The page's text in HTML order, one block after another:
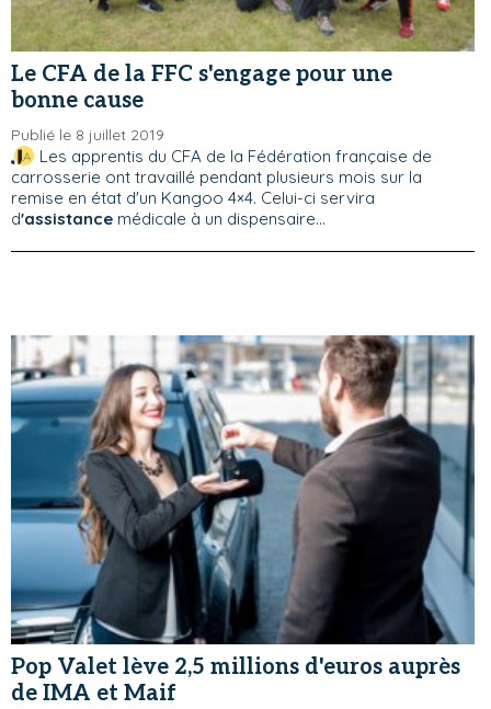
Le CFA de la FFC s'engage pour une
bonne cause
Publié le 8 juillet 2019
Les apprentis du CFA de la Fédération française de
carrosserie ont travaillé pendant plusieurs mois sur la
remise en état d'un Kangoo 4×4. Celui-ci servira
d'assistance médicale à un dispensaire...
Pop Valet lève 2,5 millions d'euros auprès
de IMA et Maif